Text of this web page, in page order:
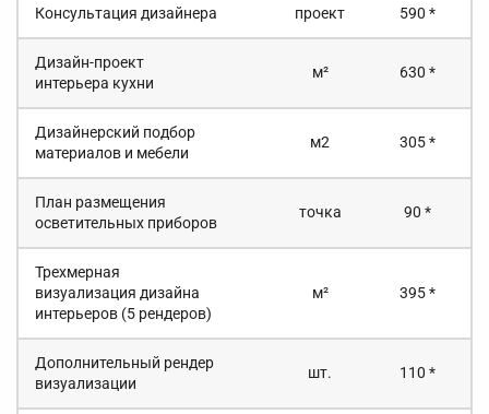
Консультация дизайнера проект 590 *
Дизайн-проект
интерьера кухни
м² 630 *
Дизайнерский подбор
материалов и мебели
м2 305 *
План размещения
осветительных приборов
точка 90 *
Трехмерная
визуализация дизайна
интерьеров (5 рендеров)
м² 395 *
Дополнительный рендер
визуализации
шт. 110 *